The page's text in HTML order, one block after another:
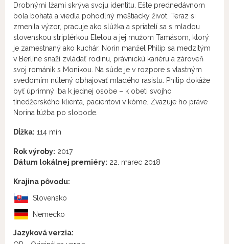
Drobnými lžami skrýva svoju identitu. Ešte prednedávnom
bola bohatá a viedla pohodlný meštiacky život. Teraz si
zmenila výzor, pracuje ako slúžka a spriatelí sa s mladou
slovenskou striptérkou Etelou a jej mužom Tamásom, ktorý
je zamestnaný ako kuchár. Norin manžel Philip sa medzitým
v Berlíne snaží zvládať rodinu, právnickú kariéru a zároveň
svoj románik s Monikou. Na súde je v rozpore s vlastným
svedomím nútený obhajovať mladého rasistu. Philip dokáže
byť úprimný iba k jednej osobe – k obeti svojho
tínedžerského klienta, pacientovi v kóme. Zväzuje ho práve
Norina túžba po slobode.
Dĺžka: 114 min
Rok výroby: 2017
Dátum lokálnej premiéry: 22. marec 2018
Krajina pôvodu:
Slovensko
Nemecko
Jazyková verzia: